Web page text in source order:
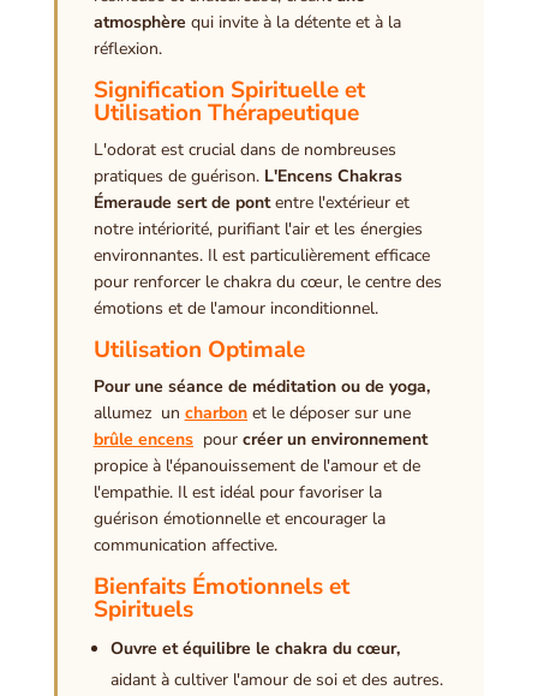
atmosphère qui invite à la détente et à la
réflexion.
Signification Spirituelle et
Utilisation Thérapeutique
L'odorat est crucial dans de nombreuses
pratiques de guérison. L'Encens Chakras
Émeraude sert de pontentre l'extérieur et
notre intériorité, purifiant l'air et les énergies
environnantes. Il est particulièrement efficace
pour renforcer le chakra du cœur, le centre des
émotions et de l'amour inconditionnel.
Utilisation Optimale
Pour une séance de méditation ou de yoga,
allumez un charbonet le déposer sur une
brûle encenspour créer un environnement
propice à l'épanouissement de l'amour et de
l'empathie. Il est idéal pour favoriser la
guérison émotionnelle et encourager la
communication affective.
Bienfaits Émotionnels et
Spirituels
Ouvre et équilibre le chakra du cœur,
aidant à cultiver l'amour de soi et des autres.